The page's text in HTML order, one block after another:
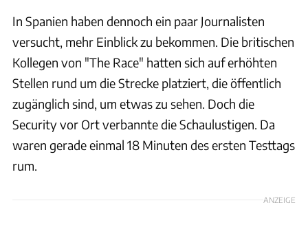
In Spanien haben dennoch ein paar Journalisten
versucht, mehr Einblick zu bekommen. Die britischen
Kollegen von "The Race" hatten sich auf erhöhten
Stellen rund um die Strecke platziert, die öffentlich
zugänglich sind, um etwas zu sehen. Doch die
Security vor Ort verbannte die Schaulustigen. Da
waren gerade einmal 18 Minuten des ersten Testtags
rum.
ANZEIGE